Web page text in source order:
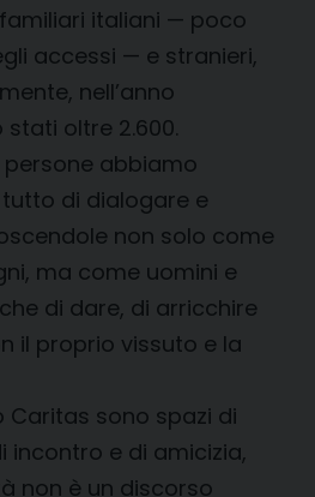
italiani — poco
accessi — e stranieri,
nell’anno
oltre 2.600.
abbiamo
di dialogare e
non solo come
ma come uomini e
di dare, di arricchire
il proprio vissuto e la
Caritas sono spazi di
incontro e di amicizia,
non è un discorso